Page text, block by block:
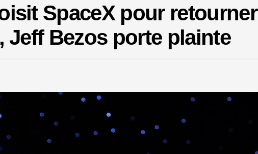
SpaceX pour retourner
Jeff Bezos porte plainte